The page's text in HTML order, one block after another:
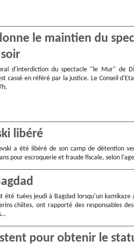
le maintien du
d'interdiction du spectacle "le Mur" de
cassé en référé par la justice. Le Conseil
libéré
a été libéré de son camp de détention
pour escroquerie et fraude fiscale, selon
été tuées jeudi à Bagdad lorsqu’un kamikaze
chiites, ont rapporté des responsables
pour obtenir le